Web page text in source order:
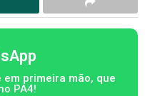
em primeira mão, que
PA4!